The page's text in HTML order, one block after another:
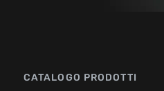
CATALOGO PRODOTTI